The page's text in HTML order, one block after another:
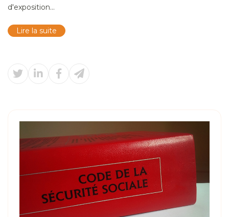
d'exposition...
Lire la suite